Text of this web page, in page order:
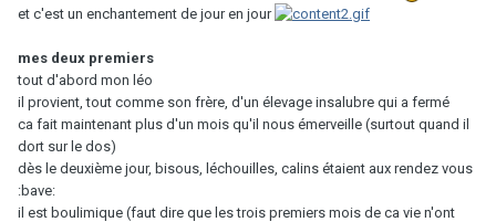
et c'est un enchantement de jour en jour
mes deux premiers
tout d'abord mon léo
il provient, tout comme son frère, d'un élevage insalubre qui a fermé
ca fait maintenant plus d'un mois qu'il nous émerveille (surtout quand il
dort sur le dos)
dès le deuxième jour, bisous, léchouilles, calins étaient aux rendez vous
:bave:
il est boulimique (faut dire que les trois premiers mois de ca vie n'ont